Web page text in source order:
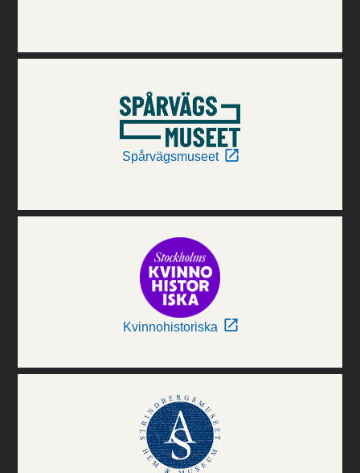
Spårvägsmuseet
Kvinnohistoriska